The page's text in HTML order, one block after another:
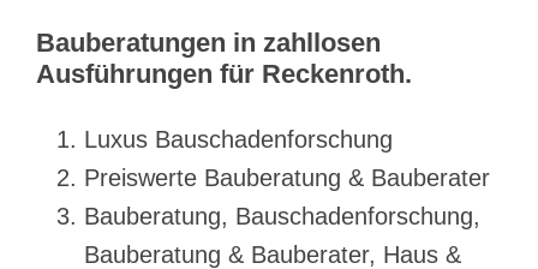
Bauberatungen in zahllosen
Ausführungen für Reckenroth.
Luxus Bauschadenforschung
Preiswerte Bauberatung & Bauberater
Bauberatung, Bauschadenforschung,
Bauberatung & Bauberater, Haus &